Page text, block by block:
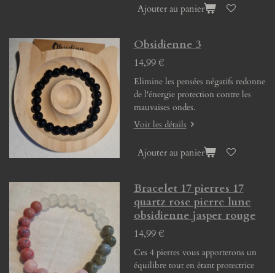
Ajouter au panier
Obsidienne 3
14,99 €
Elimine les pensées négatifs redonne
de l'énergie protection contre les
mauvaises ondes.
Voir les détails
Ajouter au panier
Bracelet 17 pierres 17
quartz rose pierre lune
obsidienne jasper rouge
14,99 €
Ces 4 pierres vous apporterons un
équilibre tout en étant protectrice